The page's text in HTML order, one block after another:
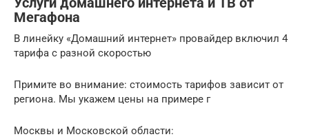
Мегафона
В линейку «Домашний интернет» провайдер включил 4
тарифа с разной скоростью
Примите во внимание: стоимость тарифов зависит от
региона. Мы укажем цены на примере г
Москвы и Московской области: